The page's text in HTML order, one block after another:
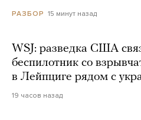
РАЗБОР 15 минут назад
WSJ: разведка США
беспилотник со
в Лейпциге рядом с
19 часов назад